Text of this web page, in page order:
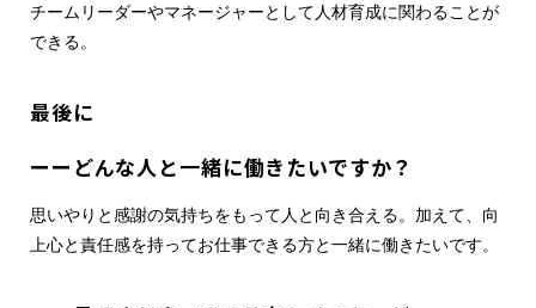
チームリーダーやマネージャーとして人材育成に関わることが
できる。
最後に
ーーどんな人と一緒に働きたいですか？
思いやりと感謝の気持ちをもって人と向き合える。加えて、向
上心と責任感を持ってお仕事できる方と一緒に働きたいです。